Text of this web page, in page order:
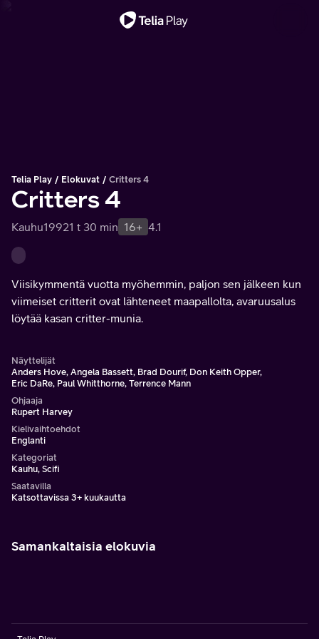
Telia Play Elokuvat Critters 4
Critters 4
Kauhu19921 t 30 min 16+ 4.1
Viisikymmentä vuotta myöhemmin, paljon sen jälkeen kun
viimeiset critterit ovat lähteneet maapallolta, avaruusalus
löytää kasan critter-munia.
Näyttelijät
Anders Hove, Angela Bassett, Brad Dourif, Don Keith Opper,
Eric DaRe, Paul Whitthorne, Terrence Mann
Ohjaaja
Rupert Harvey
Kielivaihtoehdot
Englanti
Kategoriat
Kauhu, Scifi
Saatavilla
Katsottavissa 3+ kuukautta
Samankaltaisia elokuvia